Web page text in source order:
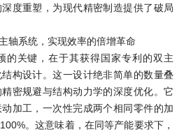
度重塑，为现代精密制造提供了破局
系统，实现效率的倍增革命
关键，在于其获得国家专利的双主
构设计。这一设计绝非简单的数量叠
密规避与结构动力学的深度优化。它
加工，一次性完成两个相同零件的加
。这意味着，在同等产能要求下，